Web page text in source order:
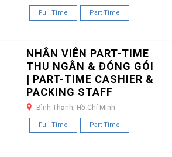
Full Time Part Time
NHÂN VIÊN PART-TIME
THU NGÂN & ĐÓNG GÓI
| PART-TIME CASHIER &
PACKING STAFF
Bình Thạnh, Hồ Chí Minh
Full Time Part Time